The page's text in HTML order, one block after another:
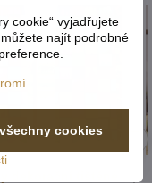
cookie“ vyjadřujete
najít podrobné
cookies